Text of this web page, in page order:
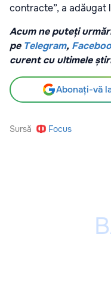
contracte”, a adăugat
Acum ne puteți
pe Telegram,
curent cu ultimele
Abonați-vă
Sursă Focus